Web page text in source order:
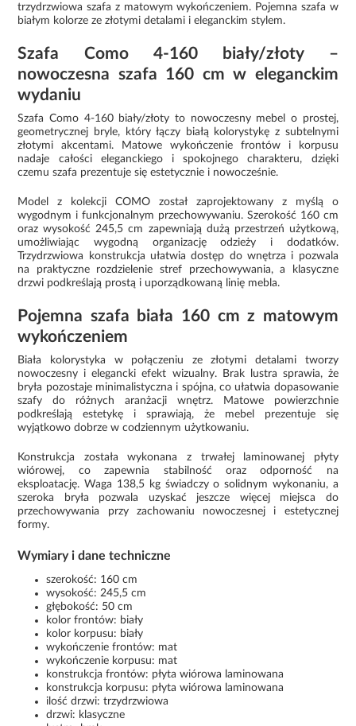
trzydrzwiowa szafa z matowym wykończeniem. Pojemna szafa w
białym kolorze ze złotymi detalami i eleganckim stylem.
Szafa Como 4-160 biały/złoty –
nowoczesna szafa 160 cm w eleganckim
wydaniu
Szafa Como 4-160 biały/złoty to nowoczesny mebel o prostej,
geometrycznej bryle, który łączy białą kolorystykę z subtelnymi
złotymi akcentami. Matowe wykończenie frontów i korpusu
nadaje całości eleganckiego i spokojnego charakteru, dzięki
czemu szafa prezentuje się estetycznie i nowocześnie.
Model z kolekcji COMO został zaprojektowany z myślą o
wygodnym i funkcjonalnym przechowywaniu. Szerokość 160 cm
oraz wysokość 245,5 cm zapewniają dużą przestrzeń użytkową,
umożliwiając wygodną organizację odzieży i dodatków.
Trzydrzwiowa konstrukcja ułatwia dostęp do wnętrza i pozwala
na praktyczne rozdzielenie stref przechowywania, a klasyczne
drzwi podkreślają prostą i uporządkowaną linię mebla.
Pojemna szafa biała 160 cm z matowym
wykończeniem
Biała kolorystyka w połączeniu ze złotymi detalami tworzy
nowoczesny i elegancki efekt wizualny. Brak lustra sprawia, że
bryła pozostaje minimalistyczna i spójna, co ułatwia dopasowanie
szafy do różnych aranżacji wnętrz. Matowe powierzchnie
podkreślają estetykę i sprawiają, że mebel prezentuje się
wyjątkowo dobrze w codziennym użytkowaniu.
Konstrukcja została wykonana z trwałej laminowanej płyty
wiórowej, co zapewnia stabilność oraz odporność na
eksploatację. Waga 138,5 kg świadczy o solidnym wykonaniu, a
szeroka bryła pozwala uzyskać jeszcze więcej miejsca do
przechowywania przy zachowaniu nowoczesnej i estetycznej
formy.
Wymiary i dane techniczne
szerokość: 160 cm
wysokość: 245,5 cm
głębokość: 50 cm
kolor frontów: biały
kolor korpusu: biały
wykończenie frontów: mat
wykończenie korpusu: mat
konstrukcja frontów: płyta wiórowa laminowana
konstrukcja korpusu: płyta wiórowa laminowana
ilość drzwi: trzydrzwiowa
drzwi: klasyczne